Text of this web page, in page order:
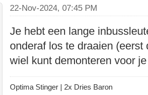
22-Nov-2024, 07:45 PM
Je hebt een lange
onderaf los te draaien
wiel kunt demonteren voor
Optima Stinger | 2x Dries Baron